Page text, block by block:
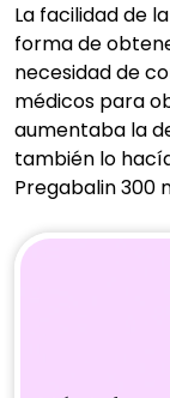
La facilidad de
forma de
necesidad de
médicos para
aumentaba la
también lo
Pregabalin 300